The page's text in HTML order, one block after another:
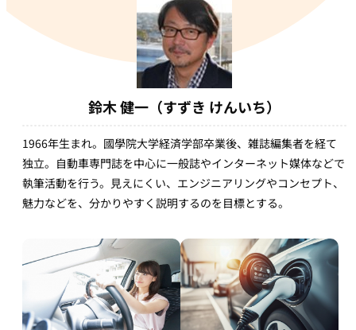
鈴木 健一（すずき けんいち）
1966年生まれ。國學院大学経済学部卒業後、雑誌編集者を経て
独立。自動車専門誌を中心に一般誌やインターネット媒体などで
執筆活動を行う。見えにくい、エンジニアリングやコンセプト、
魅力などを、分かりやすく説明するのを目標とする。